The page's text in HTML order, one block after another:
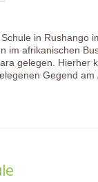
in Rushango
im afrikanischen
gelegen. Hierher
Gegend